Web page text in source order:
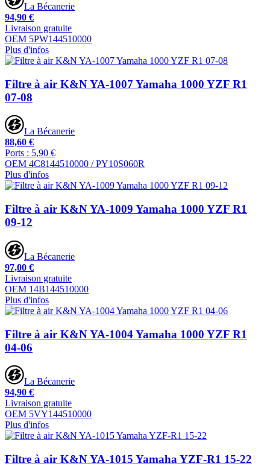
La Bécanerie
94,90 €
Livraison gratuite
OEM 5PW144510000
Plus d'infos
Filtre à air K&N YA-1007 Yamaha 1000 YZF R1
07-08
La Bécanerie
88,60 €
Ports : 5,90 €
OEM 4C8144510000 / PY10S060R
Plus d'infos
Filtre à air K&N YA-1009 Yamaha 1000 YZF R1
09-12
La Bécanerie
97,00 €
Livraison gratuite
OEM 14B144510000
Plus d'infos
Filtre à air K&N YA-1004 Yamaha 1000 YZF R1
04-06
La Bécanerie
94,90 €
Livraison gratuite
OEM 5VY144510000
Plus d'infos
Filtre à air K&N YA-1015 Yamaha YZF-R1 15-22